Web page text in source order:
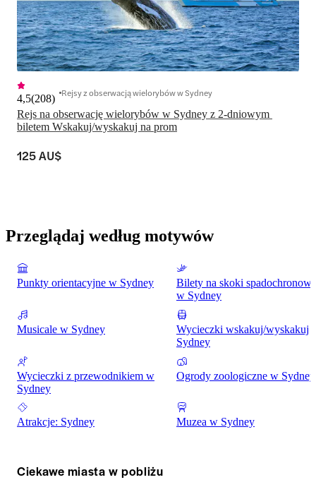
Rejs na obserwację wielorybów w Sydney z 2-dniowym
biletem Wskakuj/wyskakuj na prom
4,5(208) Rejsy z obserwacją wielorybów w Sydney
125 AU$
Przeglądaj według motywów
Punkty orientacyjne w Sydney
Bilety na skoki spadochronowe
w Sydney
Musicale w Sydney
Wycieczki wskakuj/wyskakuj
Sydney
Wycieczki z przewodnikiem w
Sydney
Ogrody zoologiczne w Sydney
Atrakcje: Sydney Muzea w Sydney
Ciekawe miasta w pobliżu